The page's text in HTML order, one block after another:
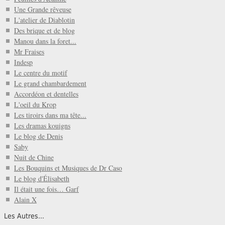
Une Grande rêveuse
L'atelier de Diablotin
Des brique et de blog
Manou dans la foret...
Mr Fraises
Indesp
Le centre du motif
Le grand chambardement
Accordéon et dentelles
L'oeil du Krop
Les tiroirs dans ma tête...
Les dramas kouigns
Le blog de Denis
Saby
Nuit de Chine
Les Bouquins et Musiques de Dr Caso
Le blog d'Élisabeth
Il était une fois… Garf
Alain X
Les Autres...